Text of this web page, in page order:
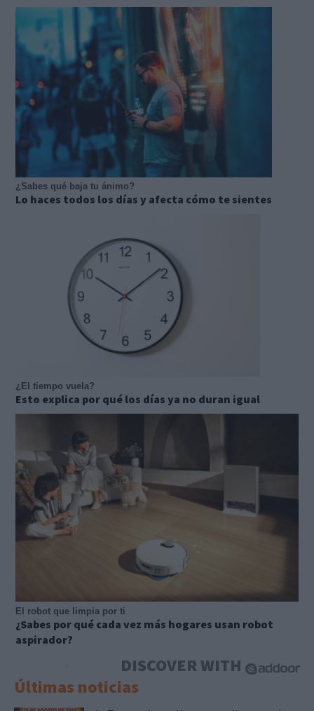
¿Sabes qué baja tu ánimo?
Lo haces todos los días y afecta cómo te sientes
¿El tiempo vuela?
Esto explica por qué los días ya no duran igual
El robot que limpia por ti
¿Sabes por qué cada vez más hogares usan robot
aspirador?
DISCOVER WITH
Últimas noticias